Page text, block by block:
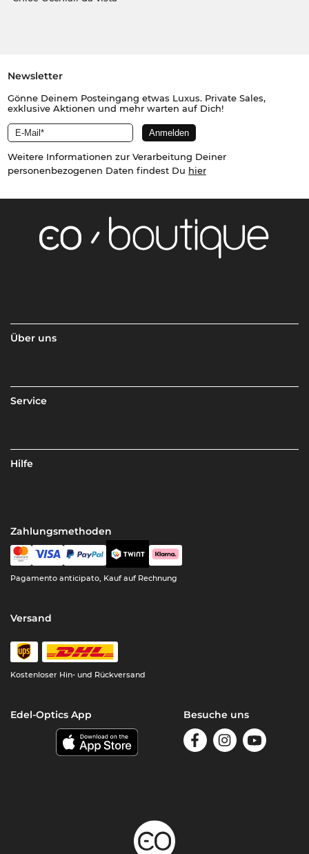
Newsletter
Gönne Deinem Posteingang etwas Luxus. Private Sales,
exklusive Aktionen und mehr warten auf Dich!
Weitere Informationen zur Verarbeitung Deiner
personenbezogenen Daten findest Du hier
Über uns
Service
Hilfe
Zahlungsmethoden
Pagamento anticipato, Kauf auf Rechnung
Versand
Kostenloser Hin- und Rückversand
Edel-Optics App Besuche uns